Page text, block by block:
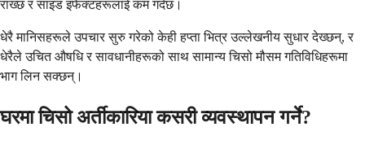
राख्छ र साइड इफेक्टहरूलाई कम गर्दछ।
धेरै मानिसहरूले उपचार सुरु गरेको केही हप्ता भित्र उल्लेखनीय सुधार देख्छन्, र
धेरैले उचित औषधि र सावधानीहरूको साथ सामान्य चिसो मौसम गतिविधिहरूमा
भाग लिन सक्छन्।
घरमा चिसो अर्तीकारिया कसरी व्यवस्थापन गर्ने?